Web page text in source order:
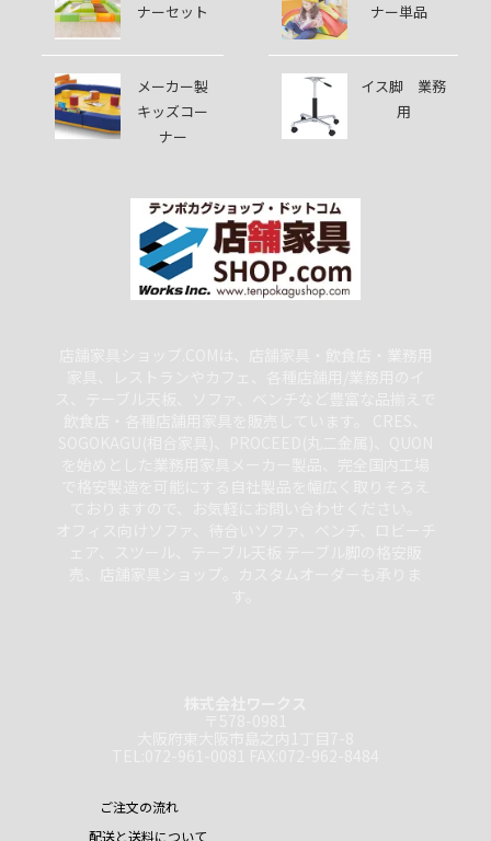
ナーセット
ナー単品
メーカー製
キッズコー
ナー
イス脚 業務
用
ご注文の流れ
配送と送料について